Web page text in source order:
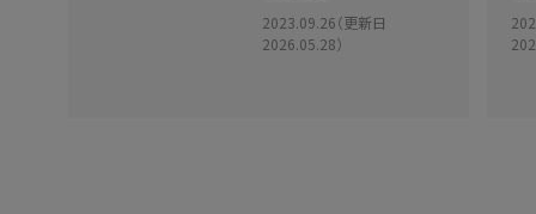
2023.09.26（更新日
2026.05.28）